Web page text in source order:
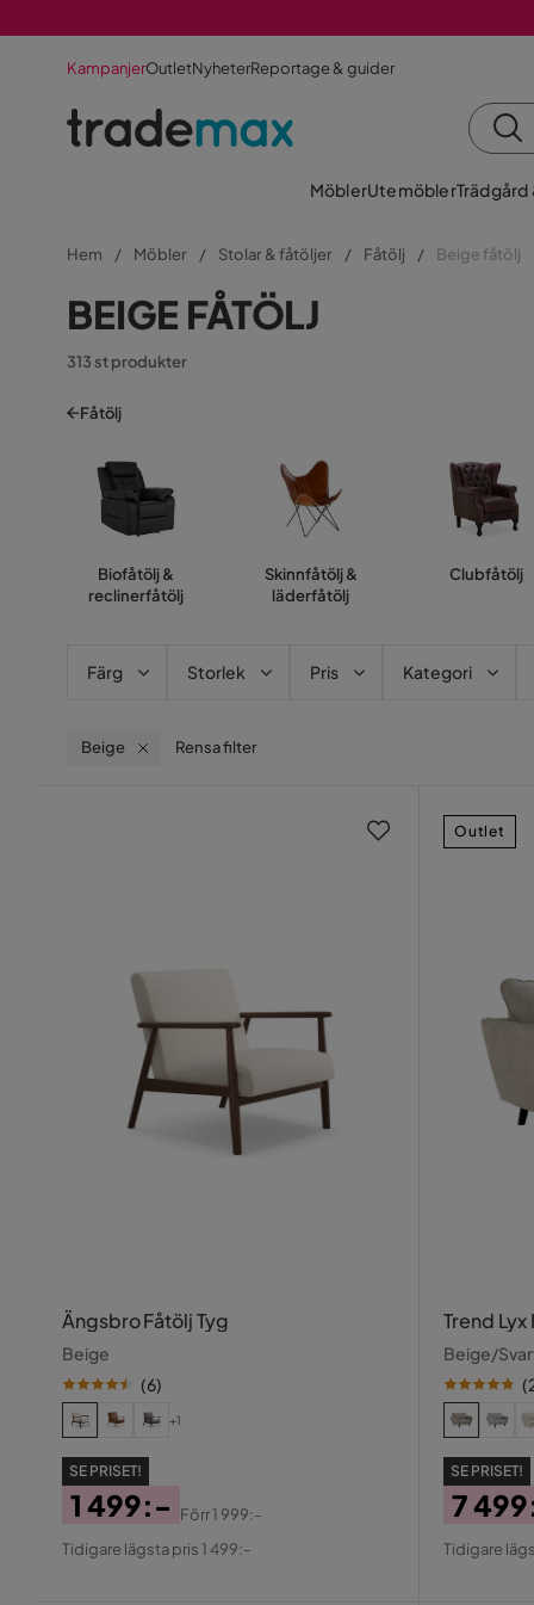
KampanjerOutletNyheterReportage & guider
MöblerUtemöblerTrädgård
Hem Möbler Stolar & fåtöljer Fåtölj Beige fåtölj
BEIGE FÅTÖLJ
313 st produkter
Fåtölj
Biofåtölj &
reclinerfåtölj
Skinnfåtölj &
läderfåtölj
Clubfåtölj
Färg Storlek Pris Kategori
Beige Rensa filter
Ängsbro Fåtölj Tyg
Beige
(6)
+1
SE PRISET!
Pris
1 499:-
Original
Förr1 999:-
Tidigare lägsta pris 1 499:-
Trend Lyx
Beige/
(
SE PRISET!
Pris
7
Tidigare
Outlet